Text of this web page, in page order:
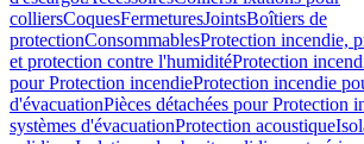
colliersCoquesFermeturesJointsBoîtiers de
protectionConsommablesProtection incendie,
et protection contre l'humiditéProtection
pour Protection incendieProtection incendie
d'évacuationPièces détachées pour Protection
systèmes d'évacuationProtection acoustique